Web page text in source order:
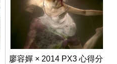
廖容嬋 × 2014 PX3 心得分